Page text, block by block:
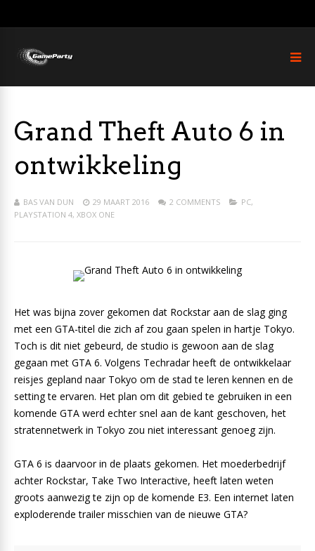
Grand Theft Auto 6 in
ontwikkeling
BAS VAN DUN 29 MAART 2016 2 COMMENTS PC,
PLAYSTATION 4, XBOX ONE
Het was bijna zover gekomen dat Rockstar aan de slag ging
met een GTA-titel die zich af zou gaan spelen in hartje Tokyo.
Toch is dit niet gebeurd, de studio is gewoon aan de slag
gegaan met GTA 6. Volgens Techradar heeft de ontwikkelaar
reisjes gepland naar Tokyo om de stad te leren kennen en de
setting te ervaren. Het plan om dit gebied te gebruiken in een
komende GTA werd echter snel aan de kant geschoven, het
stratennetwerk in Tokyo zou niet interessant genoeg zijn.
GTA 6 is daarvoor in de plaats gekomen. Het moederbedrijf
achter Rockstar, Take Two Interactive, heeft laten weten
groots aanwezig te zijn op de komende E3. Een internet laten
exploderende trailer misschien van de nieuwe GTA?